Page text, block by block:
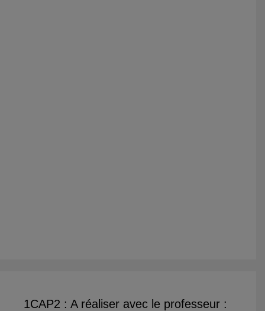
1CAP2 : A réaliser avec le professeur :